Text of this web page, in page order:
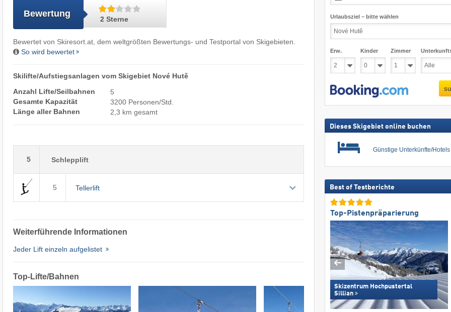
Bewertung
2 Sterne
Bewertet von Skiresort.at, dem weltgrößten Bewertungs- und Testportal von Skigebieten.
So wird bewertet
Skilifte/Aufstiegsanlagen vom Skigebiet Nové Hutě
Anzahl Lifte/Seilbahnen
5
Gesamte Kapazität
3200 Personen/Std.
Länge aller Bahnen
2,3 km gesamt
5 Schlepplift
5 Tellerlift
Weiterführende Informationen
Jeder Lift einzeln aufgelistet
Top-Lifte/Bahnen
Urlaubsziel – bitte wählen
Erw. Kinder Zimmer
Dieses Skigebiet online buchen
Günstige Unterkünfte/Hotels
Best of Testberichte
Top-Pistenpräparierung
Skizentrum Hochpustertal
Sillian